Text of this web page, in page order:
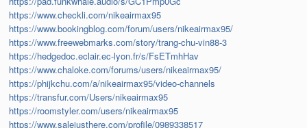
https://www.checkli.com/nikeairmax95
https://www.bookingblog.com/forum/users/nikeairmax95/
https://www.freewebmarks.com/story/trang-chu-vin88-3
https://hedgedoc.eclair.ec-lyon.fr/s/FsETmhHav
https://www.chaloke.com/forums/users/nikeairmax95/
https://phijkchu.com/a/nikeairmax95/video-channels
https://transfur.com/Users/nikeairmax95
https://roomstyler.com/users/nikeairmax95
https://www.salejusthere.com/profile/0989338517